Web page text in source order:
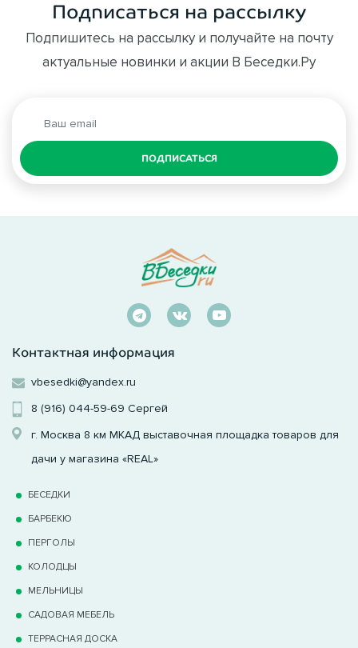
Подписаться на рассылку
Подпишитесь на рассылку и получайте на почту
актуальные новинки и акции В Беседки.Ру
ПОДПИСАТЬСЯ
Контактная информация
vbesedki@yandex.ru
8 (916) 044-59-69 Сергей
г. Москва 8 км МКАД выставочная площадка товаров для
дачи у магазина «REAL»
БЕСЕДКИ
БАРБЕКЮ
ПЕРГОЛЫ
КОЛОДЦЫ
МЕЛЬНИЦЫ
САДОВАЯ МЕБЕЛЬ
ТЕРРАCНАЯ ДОСКА